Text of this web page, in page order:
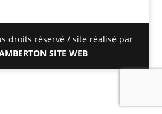
droits réservé / site réalisé par
SITE WEB